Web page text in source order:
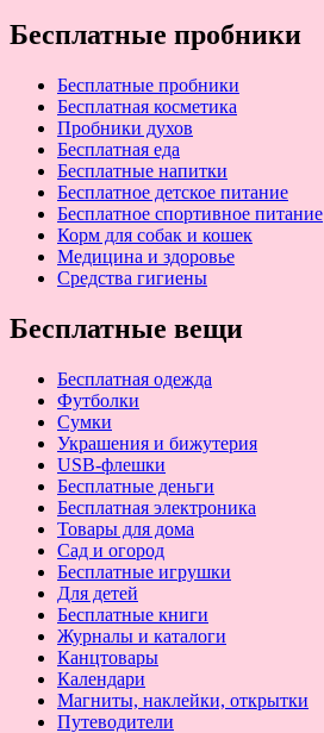
по
Бесплатные пробники
Бесплатные пробники
Бесплатная косметика
Пробники духов
Бесплатная еда
Бесплатные напитки
Бесплатное детское питание
Бесплатное спортивное питание
Корм для собак и кошек
Медицина и здоровье
Средства гигиены
Бесплатные вещи
Бесплатная одежда
Футболки
Сумки
Украшения и бижутерия
USB-флешки
Бесплатные деньги
Бесплатная электроника
Товары для дома
Сад и огород
Бесплатные игрушки
Для детей
Бесплатные книги
Журналы и каталоги
Канцтовары
Календари
Магниты, наклейки, открытки
Путеводители